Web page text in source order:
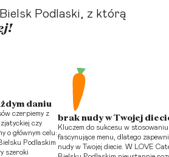
Podlaski, z którą
daniu
czerpiemy z
czy
o głównym celu:
Podlaskim
szeroki
brak nudy w Twojej
Kluczem do sukcesu w
fascynujące menu, dlatego
nudy w Twojej diecie. W LOVE